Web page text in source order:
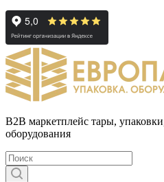
B2B маркетплейс тары,
оборудования